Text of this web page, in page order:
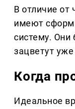
В отличие от
имеют
систему. Они
зацветут
Когда
Идеальное